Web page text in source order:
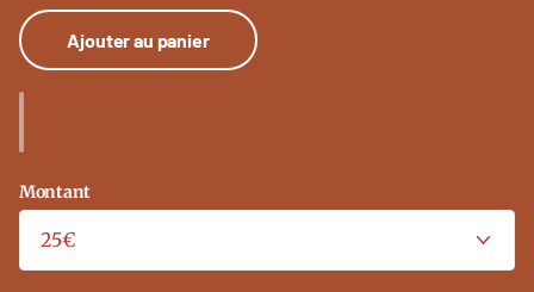
Ajouter au panier
Montant